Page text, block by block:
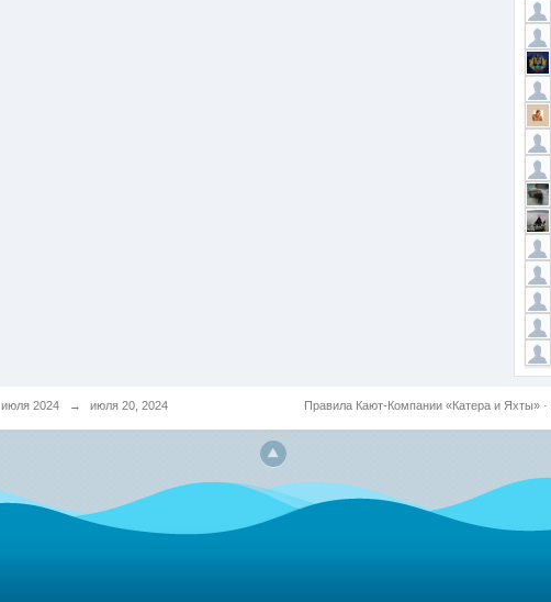
июля 2024 → июля 20, 2024 Правила Кают-Компании «Катера и Яхты» ·